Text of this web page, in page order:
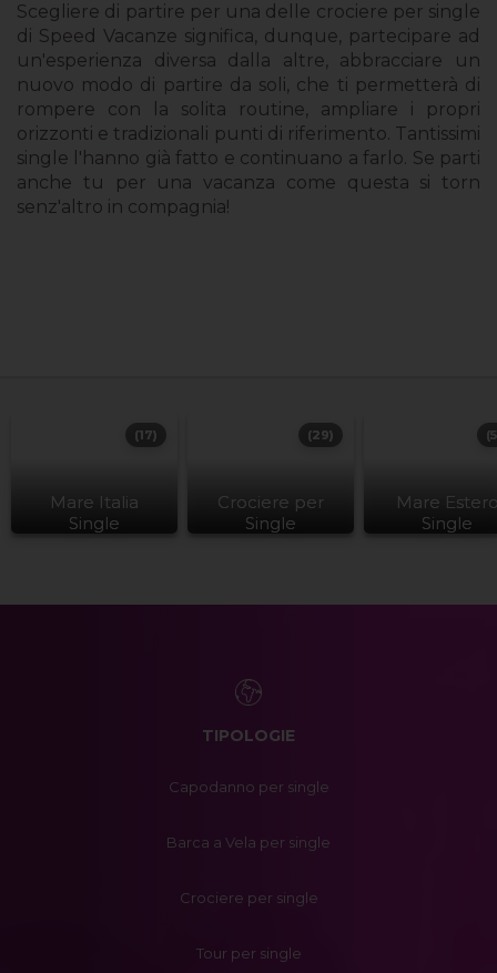
Scegliere di partire per una delle crociere per single
di Speed Vacanze significa, dunque, partecipare ad
un'esperienza diversa dalla altre, abbracciare un
nuovo modo di partire da soli, che ti permetterà di
rompere con la solita routine, ampliare i propri
orizzonti e tradizionali punti di riferimento. Tantissimi
single l'hanno già fatto e continuano a farlo. Se parti
anche tu per una vacanza come questa si torn
senz'altro in compagnia!
Mare Italia
Single
(17)
Crociere per
Single
(29)
Mare
Single
TIPOLOGIE
Capodanno per single
Barca a Vela per single
Crociere per single
Tour per single